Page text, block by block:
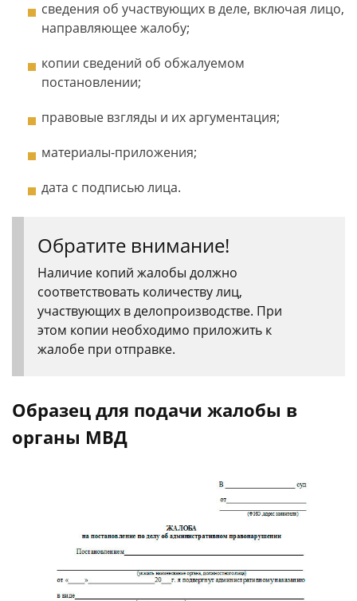
сведения об участвующих в деле, включая лицо,
направляющее жалобу;
копии сведений об обжалуемом
постановлении;
правовые взгляды и их аргументация;
материалы-приложения;
дата с подписью лица.
Обратите внимание!
Наличие копий жалобы должно
соответствовать количеству лиц,
участвующих в делопроизводстве. При
этом копии необходимо приложить к
жалобе при отправке.
Образец для подачи жалобы в
органы МВД